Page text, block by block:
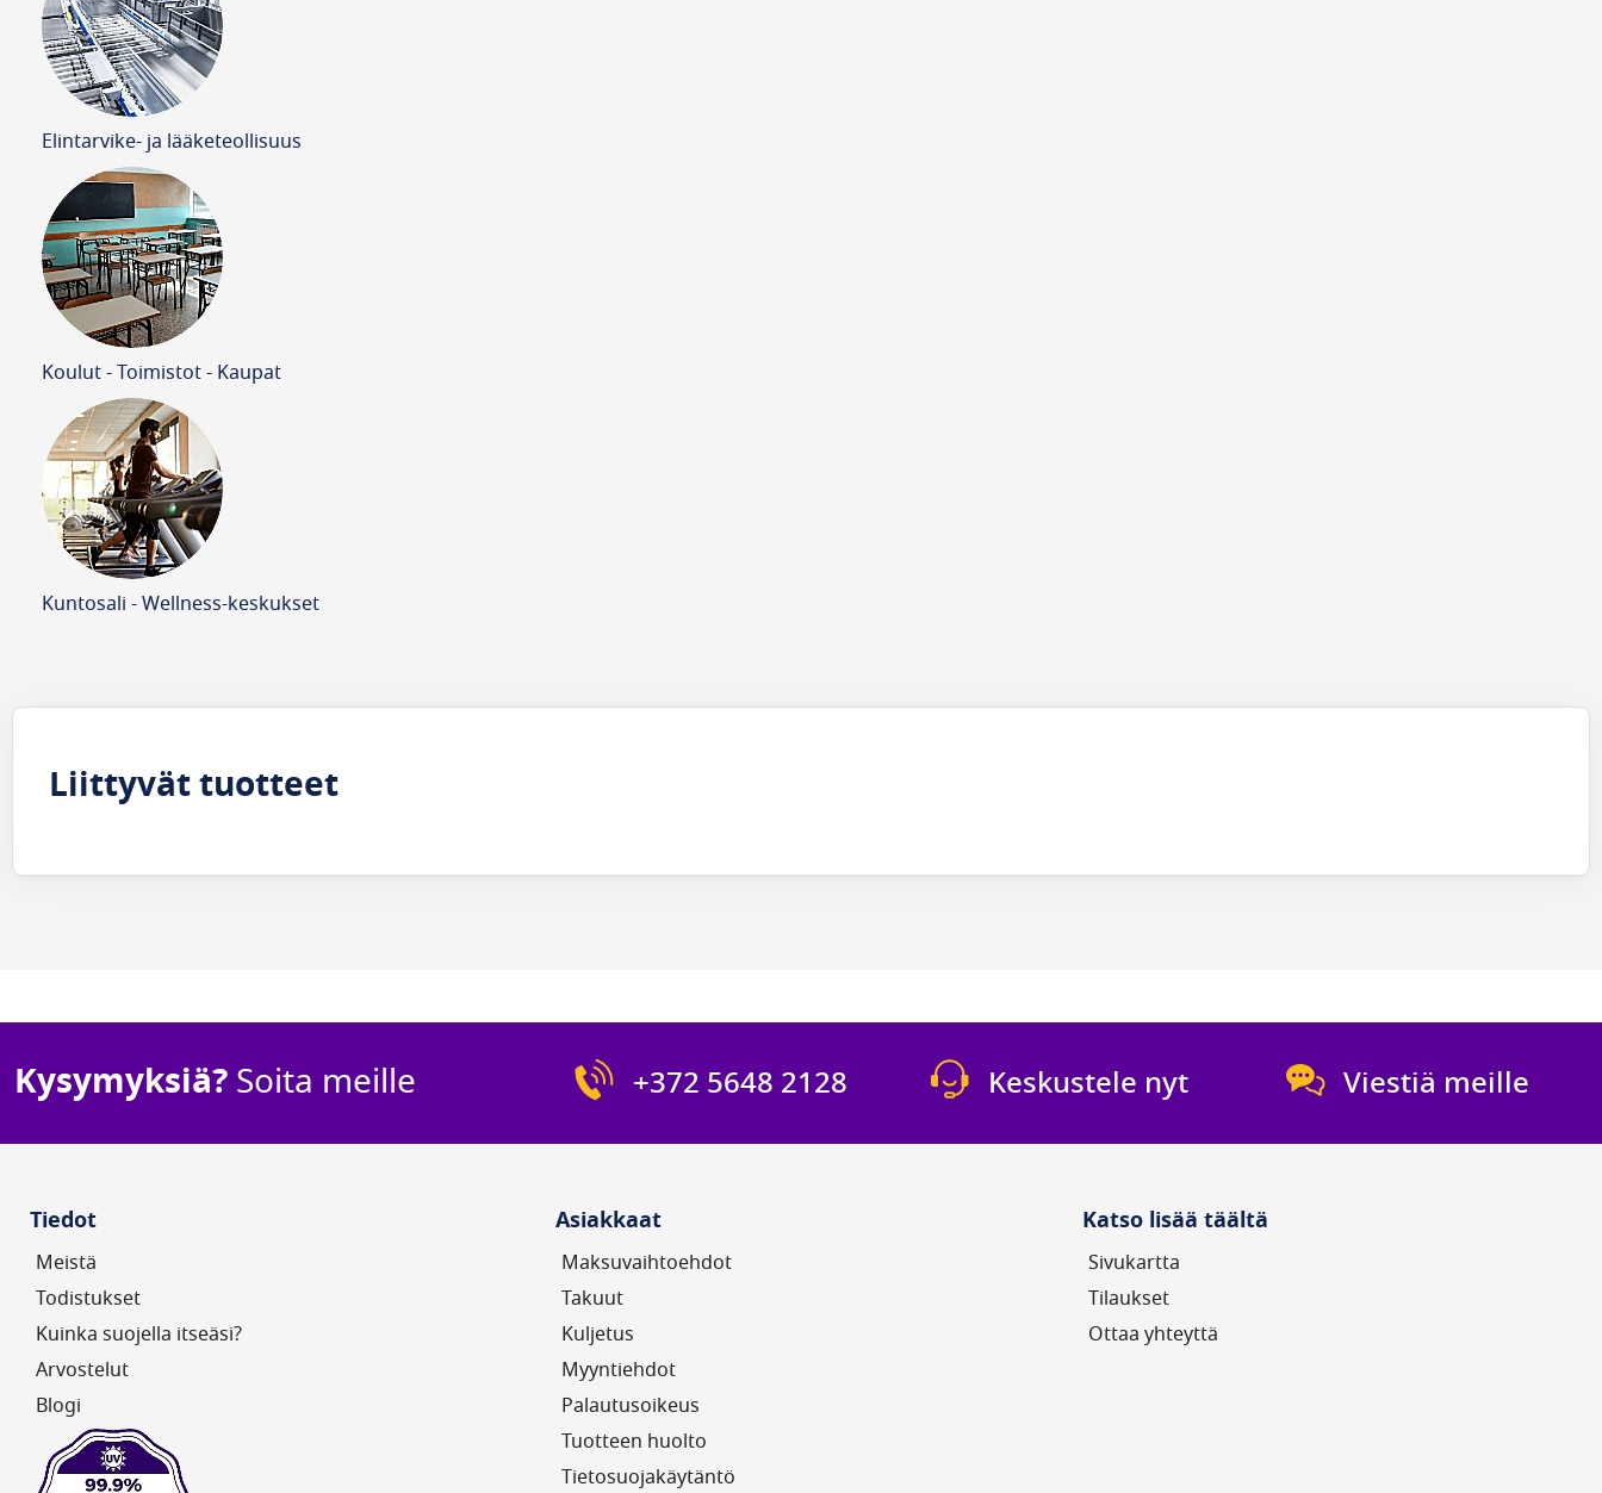
Elintarvike- ja lääketeollisuus
Koulut - Toimistot - Kaupat
Kuntosali - Wellness-keskukset
Liittyvät tuotteet
Kysymyksiä?Soita meille +372 5648 2128 Keskustele nyt Viestiä meille
Tiedot
Meistä
Todistukset
Kuinka suojella itseäsi?
Arvostelut
Blogi
Asiakkaat
Maksuvaihtoehdot
Takuut
Kuljetus
Myyntiehdot
Palautusoikeus
Tuotteen huolto
Tietosuojakäytäntö
Katso lisää täältä
Sivukartta
Tilaukset
Ottaa yhteyttä